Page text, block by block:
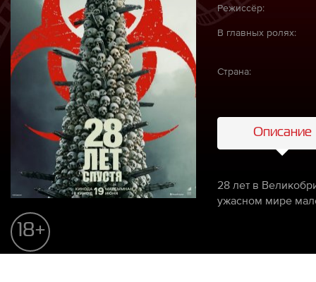
18+
Режиссёр:
В главных ролях:
Страна:
Описание
28 лет в
ужасном мире